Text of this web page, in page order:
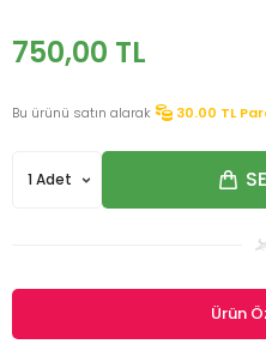
750,00 TL
Bu ürünü satın alarak
30.00 TL
Ürün